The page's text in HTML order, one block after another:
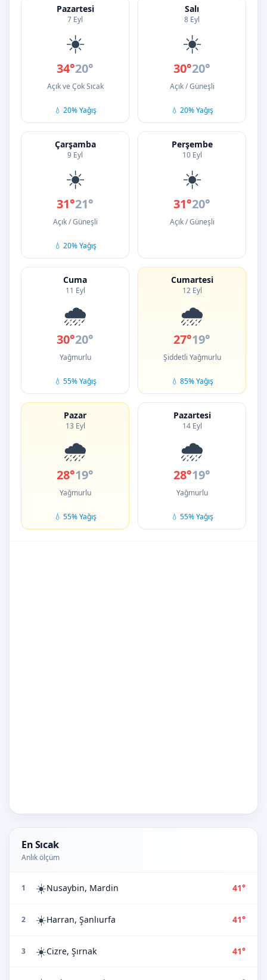
Pazartesi
7 Eyl
☀️
34°20°
Açık ve Çok Sıcak
💧 20% Yağış
Salı
8 Eyl
☀️
30°20°
Açık / Güneşli
💧 20% Yağış
Çarşamba
9 Eyl
☀️
31°21°
Açık / Güneşli
💧 20% Yağış
Perşembe
10 Eyl
☀️
31°20°
Açık / Güneşli
Cuma
11 Eyl
🌧️
30°20°
Yağmurlu
💧 55% Yağış
Cumartesi
12 Eyl
🌧️
27°19°
Şiddetli Yağmurlu
💧 85% Yağış
Pazar
13 Eyl
🌧️
28°19°
Yağmurlu
💧 55% Yağış
Pazartesi
14 Eyl
🌧️
28°19°
Yağmurlu
💧 55% Yağış
En Sıcak
Anlık ölçüm
1 ☀️Nusaybin, Mardin 41°
2 ☀️Harran, Şanlıurfa 41°
3 ☀️Cizre, Şırnak 41°